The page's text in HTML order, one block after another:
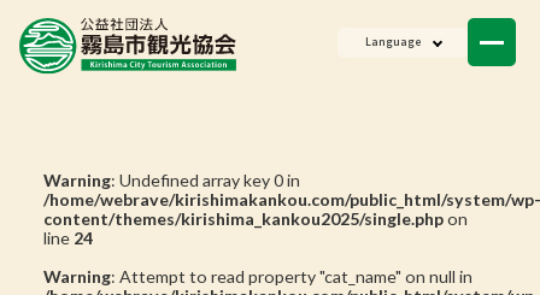
Language
Warning: Undefined array key 0 in
/home/webrave/kirishimakankou.com/public_html/system/wp-
content/themes/kirishima_kankou2025/single.phpon
line 24
Warning: Attempt to read property "cat_name" on null in